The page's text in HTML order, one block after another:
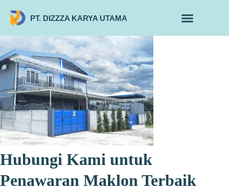
PT. DIZZZA KARYA UTAMA
Hubungi Kami untuk
Penawaran Maklon Terbaik